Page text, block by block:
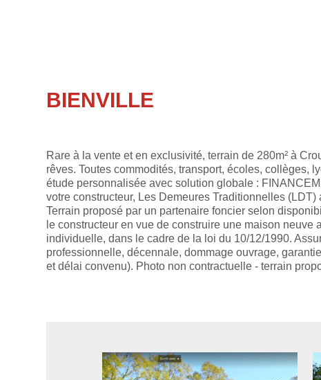
BIENVILLE
Rare à la vente et en exclusivité, terrain de 280m² à
rêves. Toutes commodités, transport, écoles, collèges,
étude personnalisée avec solution globale :
votre constructeur, Les Demeures Traditionnelles
Terrain proposé par un partenaire foncier selon
le constructeur en vue de construire une maison neuve
individuelle, dans le cadre de la loi du 10/12/1990.
professionnelle, décennale, dommage ouvrage,
et délai convenu). Photo non contractuelle - terrain